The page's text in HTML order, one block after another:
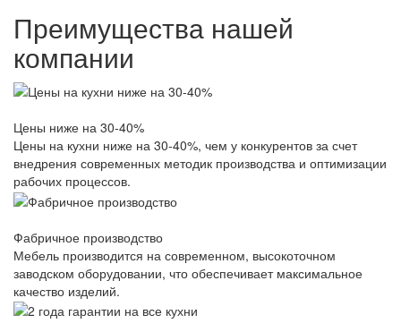
Преимущества нашей
компании
Цены ниже на 30-40%
Цены на кухни ниже на 30-40%, чем у конкурентов за счет
внедрения современных методик производства и оптимизации
рабочих процессов.
Фабричное производство
Мебель производится на современном, высокоточном
заводском оборудовании, что обеспечивает максимальное
качество изделий.